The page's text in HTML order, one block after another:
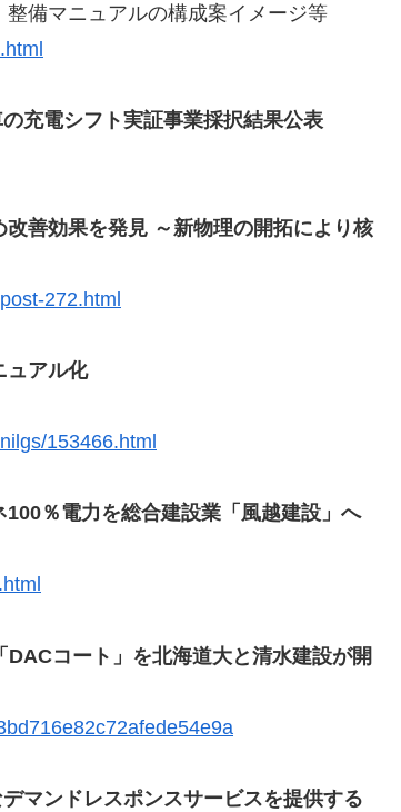
備マニュアルの構成案イメージ等
充電シフト実証事業採択結果公表
改善効果を発見 ～新物理の開拓により核
272.html
ュアル化
153466.html
100％電力を総合建設業「風越建設」へ
DACコート」を北海道大と清水建設が開
マンドレスポンスサービスを提供する